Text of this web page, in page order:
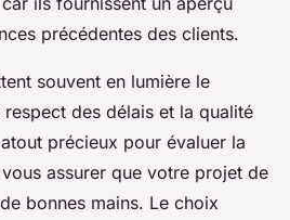
précédentes des clients.
souvent en lumière le
des délais et la qualité
précieux pour évaluer la
assurer que votre projet de
bonnes mains. Le choix